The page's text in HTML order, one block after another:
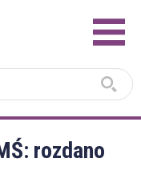
rozdano